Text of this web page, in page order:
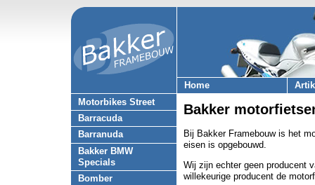
Home
Motorbikes Street
Barracuda
Barranuda
Bakker BMW
Specials
Bomber
Bakker
Bij Bakker Framebouw is het
eisen is opgebouwd.
Wij zijn echter geen producent
willekeurige producent de